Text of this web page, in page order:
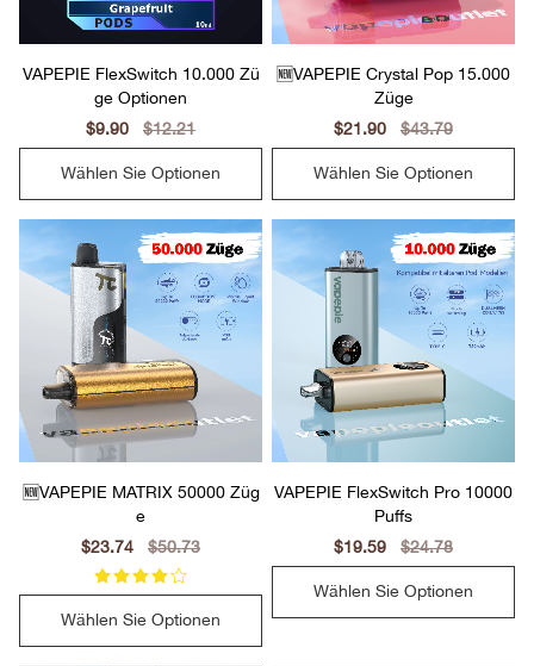
VAPEPIE FlexSwitch 10.000 Zü
ge Optionen
Sale
price
$9.90
Regular
price
$12.21
Wählen Sie Optionen
🆕VAPEPIE Crystal Pop 15.000
Züge
Sale
price
$21.90
Regular
price
$43.79
Wählen Sie Optionen
🆕VAPEPIE MATRIX 50000 Züg
e
Sale
price
$23.74
Regular
price
$50.73
Wählen Sie Optionen
VAPEPIE FlexSwitch Pro 10000
Puffs
Sale
price
$19.59
Regular
price
$24.78
Wählen Sie Optionen